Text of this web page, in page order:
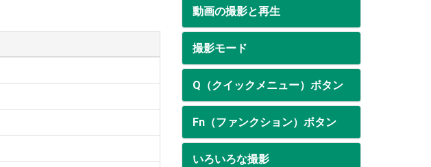
動画の撮影と再生
撮影モード
Q（クイックメニュー）ボタン
Fn（ファンクション）ボタン
いろいろな撮影